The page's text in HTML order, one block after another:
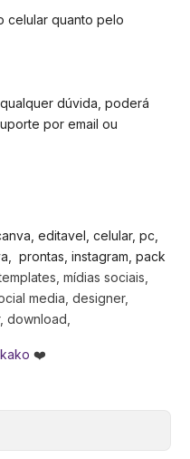
celular quanto pelo
dúvida, poderá
por email ou
editavel, celular, pc,
prontas, instagram, pack
mídias sociais,
media, designer,
download,
❤️